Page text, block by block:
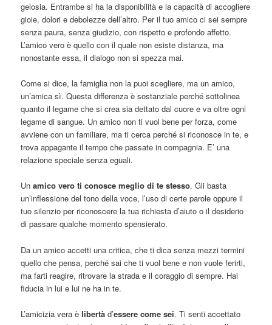
gelosia. Entrambe si ha la disponibilità e la capacità di accogliere
gioie, dolori e debolezze dell’altro. Per il tuo amico ci sei sempre
senza paura, senza giudizio, con rispetto e profondo affetto.
L’amico vero è quello con il quale non esiste distanza, ma
nonostante essa, il dialogo non si spezza mai.
Come si dice, la famiglia non la puoi scegliere, ma un amico,
un’amica sì. Questa differenza è sostanziale perché sottolinea
quanto il legame che si crea sia dettato dal cuore e va oltre ogni
legame di sangue. Un amico non ti vuol bene per forza, come
avviene con un familiare, ma ti cerca perché si riconosce in te, e
trova appagante il tempo che passate in compagnia. E’ una
relazione speciale senza eguali.
Unamico vero ti conosce meglio di te stesso. Gli basta
un’inflessione del tono della voce, l’uso di certe parole oppure il
tuo silenzio per riconoscere la tua richiesta d’aiuto o il desiderio
di passare qualche momento spensierato.
Da un amico accetti una critica, che ti dica senza mezzi termini
quello che pensa, perché sai che ti vuol bene e non vuole ferirti,
ma farti reagire, ritrovare la strada e il coraggio di sempre. Hai
fiducia in lui e lui ne ha in te.
L’amicizia vera èlibertà d’essere come sei. Ti senti accettato